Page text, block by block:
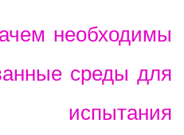
необходимы
среды для
испытания